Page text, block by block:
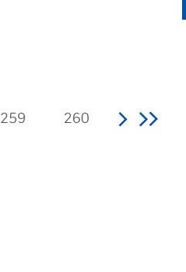
259 260